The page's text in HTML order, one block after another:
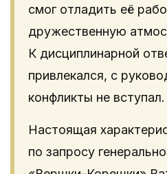
смог отладить её
дружественную
К дисциплинарной
привлекался, с
конфликты не вступал.
Настоящая
по запросу